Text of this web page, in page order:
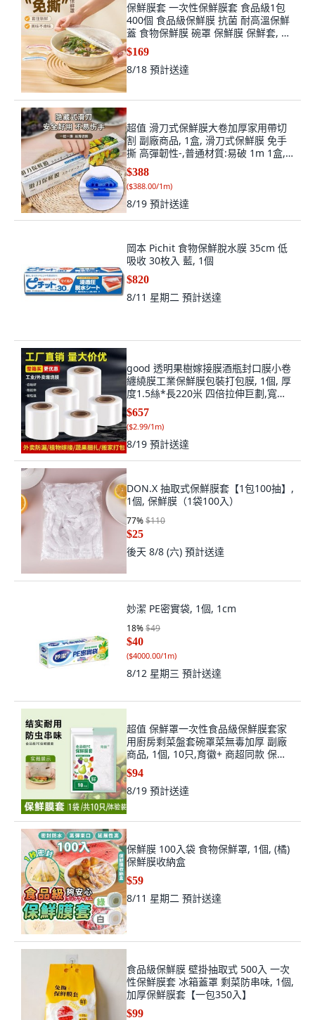
保鮮膜套 一次性保鮮膜套 食品級1包
400個 食品級保鮮膜 抗菌 耐高溫保鮮
蓋 食物保鮮膜 碗罩 保鮮膜 保鮮套, 1
個, 100只
$169
8/18 預計送達
超值 滑刀式保鮮膜大卷加厚家用帶切
割 副廠商品, 1盒, 滑刀式保鮮膜 免手
撕 高彈韌性-,普通材質:易破 1m 1盒,
1m
$388
($388.00/1m)
8/19 預計送達
岡本 Pichit 食物保鮮脫水膜 35cm 低
吸收 30枚入 藍, 1個
$820
8/11 星期二 預計送達
good 透明果樹嫁接膜酒瓶封口膜小卷
纏繞膜工業保鮮膜包裝打包膜, 1個, 厚
度1.5絲*長220米 四倍拉伸巨劃,寬度
5cm*24卷整箱 高粘度每卷一塊多,
220m
$657
($2.99/1m)
8/19 預計送達
DON.X 抽取式保鮮膜套【1包100抽】,
1個, 保鮮膜（1袋100入）
77%$110
$25
後天 8/8 (六) 預計送達
妙潔 PE密實袋, 1個, 1cm
18%$49
$40
($4000.00/1m)
8/12 星期三 預計送達
超值 保鮮罩一次性食品級保鮮膜套家
用廚房剩菜盤套碗罩菜無毒加厚 副廠
商品, 1個, 10只,育徽+ 商超同款 保鮮
套-適用於99%碗
$94
8/19 預計送達
保鮮膜 100入袋 食物保鮮罩, 1個, (橘)
保鮮膜收納盒
$59
8/11 星期二 預計送達
食品級保鮮膜 壁掛抽取式 500入 一次
性保鮮膜套 冰箱蓋罩 剩菜防串味, 1個,
加厚保鮮膜套【一包350入】
$99